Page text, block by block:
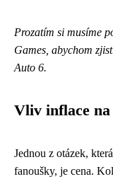
Prozatím si musíme
Games, abychom
Auto 6.
Vliv inflace na
Jednou z otázek,
fanoušky, je cena.